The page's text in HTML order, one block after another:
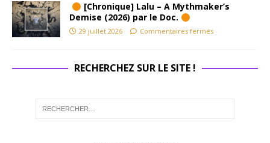
[Chronique] Lalu – A Mythmaker’s
Demise (2026) par le Doc.
29 juillet 2026 Commentaires fermés
RECHERCHEZ SUR LE SITE !